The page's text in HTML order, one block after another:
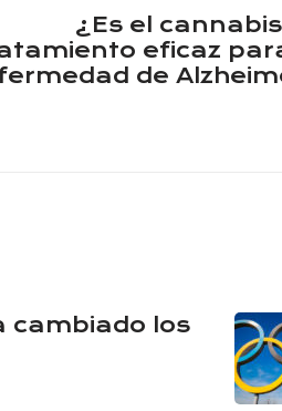
¿Es el
eficaz
de
cambiado los